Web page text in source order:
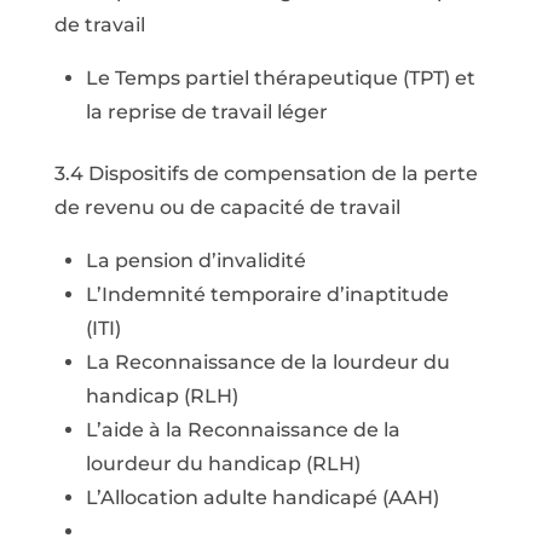
de travail
Le Temps partiel thérapeutique (TPT) et
la reprise de travail léger
3.4 Dispositifs de compensation de la perte
de revenu ou de capacité de travail
La pension d’invalidité
L’Indemnité temporaire d’inaptitude
(ITI)
La Reconnaissance de la lourdeur du
handicap (RLH)
L’aide à la Reconnaissance de la
lourdeur du handicap (RLH)
L’Allocation adulte handicapé (AAH)